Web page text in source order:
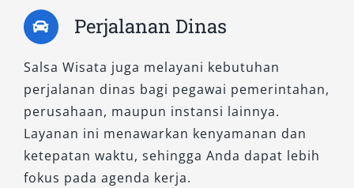
Perjalanan Dinas
Salsa Wisata juga melayani kebutuhan
perjalanan dinas bagi pegawai pemerintahan,
perusahaan, maupun instansi lainnya.
Layanan ini menawarkan kenyamanan dan
ketepatan waktu, sehingga Anda dapat lebih
fokus pada agenda kerja.